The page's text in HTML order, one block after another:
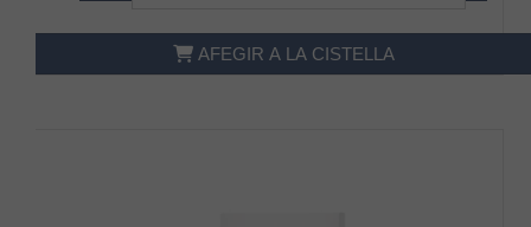
AFEGIR A LA CISTELLA